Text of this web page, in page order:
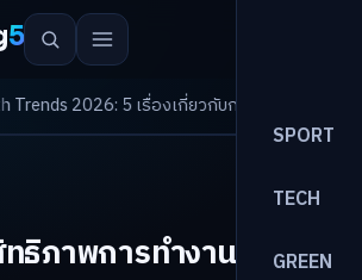
5
SPORT
TECH
GREEN
5 เรื่องเกี่ยวกับการแพทย์ที่ควรรู้
ทธิภาพการทำงานจากที่